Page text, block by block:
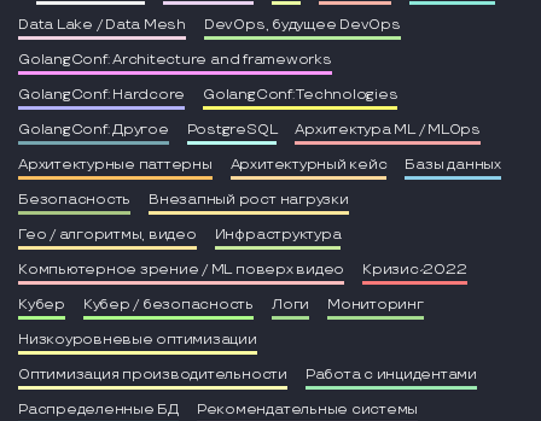
Data Lake / Data Mesh
DevOps, будущее DevOps
GolangConf: Architecture and frameworks
GolangConf: Hardcore
GolangConf: Technologies
GolangConf: Другое
PostgreSQL
Архитектура ML / MLOps
Архитектурные паттерны
Архитектурный кейс
Базы данных
Безопасность
Внезапный рост нагрузки
Гео / алгоритмы, видео
Инфраструктура
Компьютерное зрение / ML поверх видео
Кризис-2022
Кубер
Кубер / безопасность Логи
Мониторинг
Низкоуровневые оптимизации
Оптимизация производительности
Работа с инцидентами
Распределенные БД
Рекомендательные системы